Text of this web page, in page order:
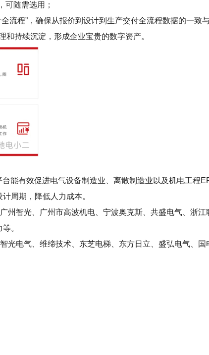
可随需选用；
流程”，确保从报价到设计到生产交付全流程数据的一致与
持续沉淀，形成企业宝贵的数字资产。
能有效促进电气设备制造业、离散制造业以及机电工程
周期，降低人力成本。
智光、广州市高波机电、宁波奥克斯、共盛电气、浙江
。
光电气、维缔技术、东芝电梯、东方日立、盛弘电气、